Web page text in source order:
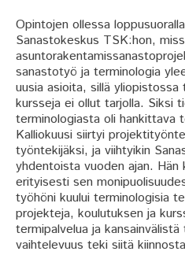
Opintojen ollessa
Sanastokeskus TSK:hon,
sanastotyö ja terminologia
uusia asioita, sillä
kursseja ei ollut tarjolla. Siksi
terminologiasta oli hankittava
Kalliokuusi siirtyi
työntekijäksi, ja viihtyikin
yhdentoista vuoden ajan.
erityisesti sen
työhöni kuului terminologisia
projekteja, koulutuksen ja
termipalvelua ja
vaihtelevuus teki siitä